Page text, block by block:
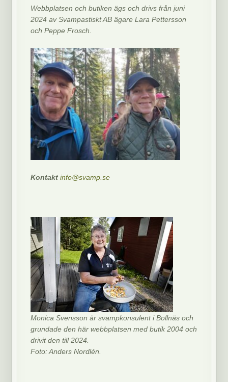
Webbplatsen och butiken ägs och drivs från juni
2024 av Svampastiskt AB ägare Lara Pettersson
och Peppe Frosch.
Kontaktinfo@svamp.se
Monica Svensson är svampkonsulent i Bollnäs och
grundade den här webbplatsen med butik 2004 och
drivit den till 2024.
Foto: Anders Nordlén.